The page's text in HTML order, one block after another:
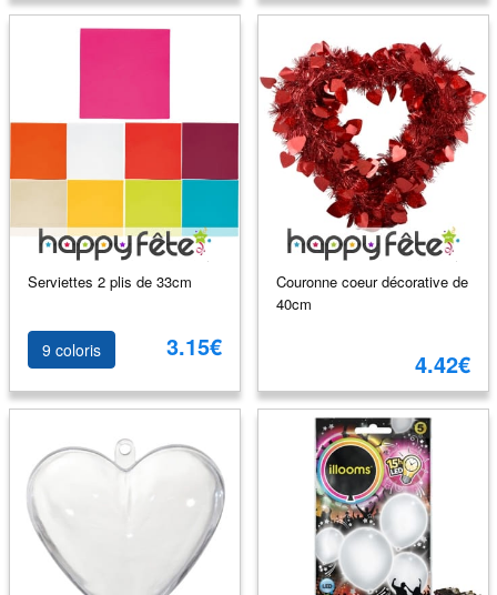
Serviettes 2 plis de 33cm
9 coloris 3.15€
Couronne coeur décorative de
40cm
4.42€